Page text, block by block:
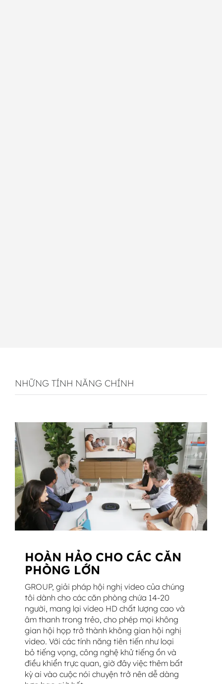
NHỮNG TÍNH NĂNG CHÍNH
HOÀN HẢO CHO CÁC CĂN
PHÒNG LỚN
GROUP, giải pháp hội nghị video của chúng
tôi dành cho các căn phòng chứa 14-20
người, mang lại video HD chất lượng cao và
âm thanh trong trẻo, cho phép mọi không
gian hội họp trở thành không gian hội nghị
video. Với các tính năng tiên tiến như loại
bỏ tiếng vọng, công nghệ khử tiếng ồn và
điều khiển trực quan, giờ đây việc thêm bất
kỳ ai vào cuộc nói chuyện trở nên dễ dàng